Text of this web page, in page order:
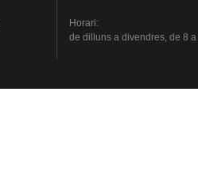
Horari:
de dillunsa divendres, de 8